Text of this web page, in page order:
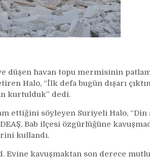
düşen havan topu mermisinin
Halo, “İlk defa bugün dışarı
kurtulduk” dedi.
ettiğini söyleyen Suriyeli Halo, “Din
Bab ilçesi özgürlüğüne
kullandı.
Evine kavuşmaktan son derece